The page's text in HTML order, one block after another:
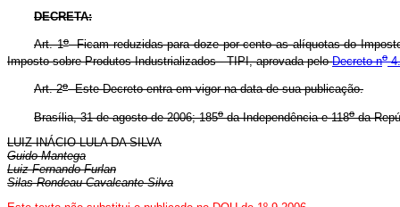
DECRETA:
Art. 1oFicam reduzidas para doze por cento as alíquotas do
Imposto sobre Produtos Industrializados - TIPI, aprovada peloDecreto no
Art. 2oEste Decreto entra em vigor na data de sua publicação.
Brasília, 31 de agosto de 2006; 185oda Independência e 118oda
LUIZ INÁCIO LULA DA SILVA
Guido Mantega
Luiz Fernando Furlan
Silas Rondeau Cavalcante Silva